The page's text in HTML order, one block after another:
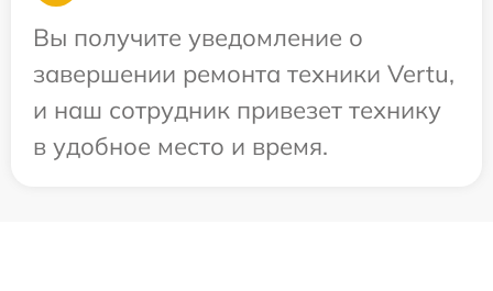
Вы получите уведомление о
завершении ремонта техники Vertu,
и наш сотрудник привезет технику
в удобное место и время.